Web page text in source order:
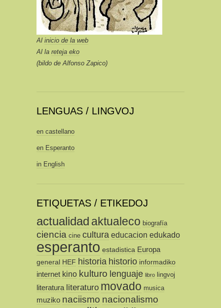
Al inicio de la web
Al la reteja eko
(bildo de Alfonso Zapico)
LENGUAS / LINGVOJ
en castellano
en Esperanto
in English
ETIQUETAS / ETIKEDOJ
actualidad aktualeco biografía
ciencia cine cultura educacion edukado
esperanto estadistica Europa
general HEF historia historio informadiko
internet kino kulturo lenguaje libro lingvoj
literatura literaturo movado musica
muziko naciismo nacionalismo